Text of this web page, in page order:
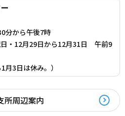
分から午後7時
・12月29日から12月31日 午前9
月3日は休み。）
所周辺案内